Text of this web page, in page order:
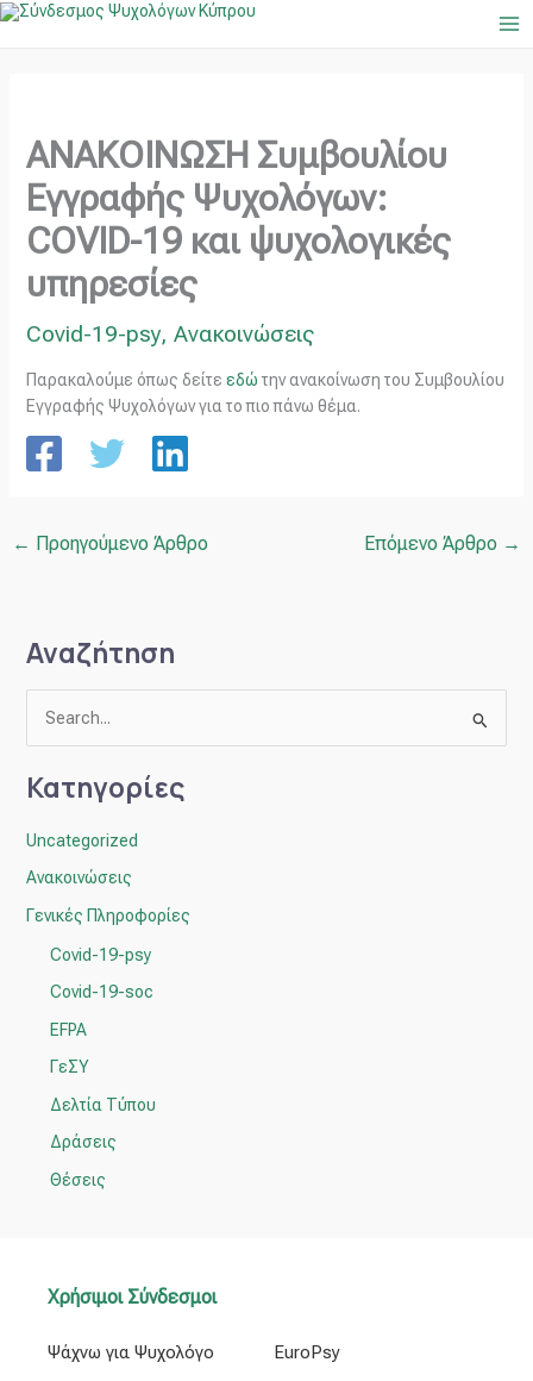
Μετάβαση
ΑΝΑΚΟΙΝΩΣΗ Συμβουλίου
Εγγραφής Ψυχολόγων:
COVID-19 και ψυχολογικές
υπηρεσίες
Covid-19-psy, Ανακοινώσεις
Παρακαλούμε όπως δείτε εδώ την ανακοίνωση του Συμβουλίου
Εγγραφής Ψυχολόγων για το πιο πάνω θέμα.
← Προηγούμενο Άρθρο Επόμενο Άρθρο →
Αναζήτηση
α
η
Κατηγορίες
Uncategorized
Ανακοινώσεις
Γενικές Πληροφορίες
Covid-19-psy
Covid-19-soc
EFPA
ΓεΣΥ
Δελτία Τύπου
Δράσεις
Θέσεις
Χρήσιμοι Σύνδεσμοι
Ψάχνω για Ψυχολόγο
EuroPsy